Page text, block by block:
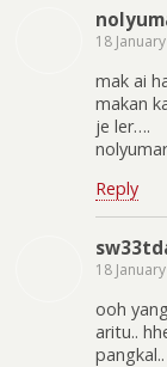
18
mak ai
makan
je ler….
Reply
18
ooh
aritu..